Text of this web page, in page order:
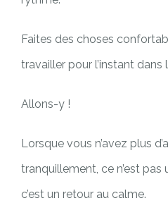
Faites des choses
travailler pour l’instant dans
Allons-y !
Lorsque vous n’avez plus
tranquillement, ce n’est
c’est un retour au calme.